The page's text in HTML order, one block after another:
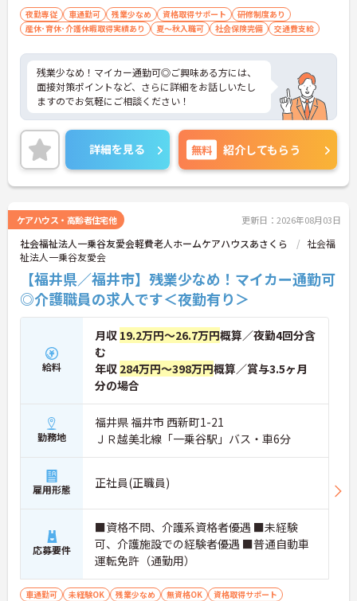
夜勤専従 車通勤可 残業少なめ 資格取得サポート
研修制度あり
産休･育休･介護休暇取得実績あり
夏～秋入職可 社会保険完備 交通費支給
残業少なめ！マイカー通勤可◎ご興味ある方には、
面接対策ポイントなど、さらに詳細をお話しいたし
ますのでお気軽にご相談ください！
詳細を見る 無料 紹介してもらう
ケアハウス・高齢者住宅他 更新日：2026年08月03日
社会福祉法人一乗谷友愛会軽費老人ホームケアハウスあさくら
社会福
祉法人一乗谷友愛会
【福井県／福井市】残業少なめ！マイカー通勤可
◎介護職員の求人です＜夜勤有り＞
給料
月収 19.2万円～26.7万円概算／夜勤4回分含
む
年収 284万円～398万円概算／賞与3.5ヶ月
分の場合
勤務地
福井県 福井市 西新町1-21
ＪＲ越美北線「一乗谷駅」バス・車6分
雇用形態 正社員(正職員)
応募要件
■資格不問、介護系資格者優遇 ■未経験
可、介護施設での経験者優遇 ■普通自動車
運転免許（通勤用）
車通勤可 未経験OK 残業少なめ 無資格OK
資格取得サポート